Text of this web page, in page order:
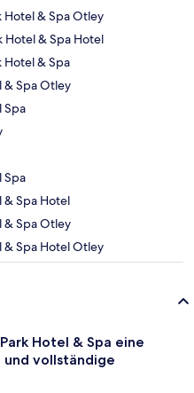
Hotel & Spa Otley
Hotel & Spa Hotel
Hotel & Spa
& Spa Otley
Spa
Spa
& Spa Hotel
& Spa Otley
& Spa Hotel Otley
Hotel & Spa eine
und vollständige